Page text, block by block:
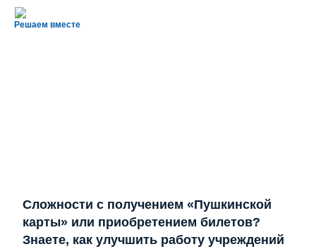
Решаем вместе
Сложности с получением «Пушкинской
карты» или приобретением билетов?
Знаете, как улучшить работу учреждений